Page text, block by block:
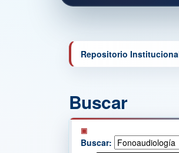
Repositorio
Buscar
Buscar: